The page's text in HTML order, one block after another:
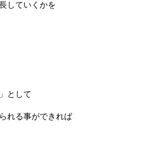
していくかを
として
れる事ができれば